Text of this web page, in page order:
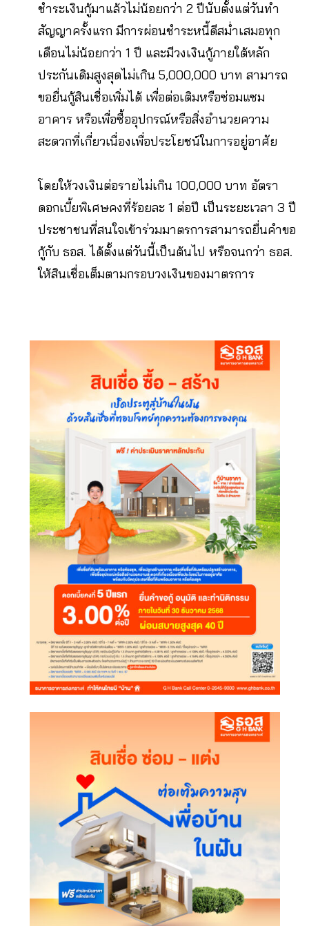
ชำระเงินกู้มาแล้วไม่น้อยกว่า 2 ปีนับตั้งแต่วันทำ
สัญญาครั้งแรก มีการผ่อนชำระหนี้ดีสม่ำเสมอทุก
เดือนไม่น้อยกว่า 1 ปี และมีวงเงินกู้ภายใต้หลัก
ประกันเดิมสูงสุดไม่เกิน 5,000,000 บาท สามารถ
ขอยื่นกู้สินเชื่อเพิ่มได้ เพื่อต่อเติมหรือซ่อมแซม
อาคาร หรือเพื่อซื้ออุปกรณ์หรือสิ่งอำนวยความ
สะดวกที่เกี่ยวเนื่องเพื่อประโยชน์ในการอยู่อาศัย
โดยให้วงเงินต่อรายไม่เกิน 100,000 บาท อัตรา
ดอกเบี้ยพิเศษคงที่ร้อยละ 1 ต่อปี เป็นระยะเวลา 3 ปี
ประชาชนที่สนใจเข้าร่วมมาตรการสามารถยื่นคำขอ
กู้กับ ธอส. ได้ตั้งแต่วันนี้เป็นต้นไป หรือจนกว่า ธอส.
ให้สินเชื่อเต็มตามกรอบวงเงินของมาตรการ